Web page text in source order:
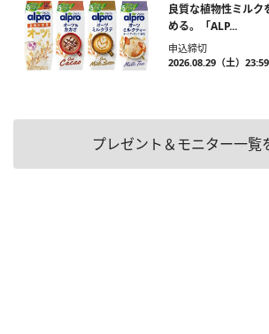
良質な植物性ミルク
める。「ALP...
申込締切
2026.08.29（土）
プレゼント＆モニター一覧